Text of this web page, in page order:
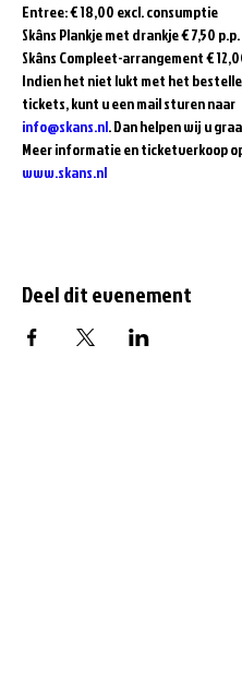
Entree: € 18,00 excl. consumptie
Skâns Plankje met drankje € 7,50 p.p.
Skâns Compleet-arrangement €
Indien het niet lukt met het
tickets, kunt u een mail sturen naar
info@skans.nl. Dan helpen wij u
Meer informatie en ticketverkoop
www.skans.nl
Deel dit evenement